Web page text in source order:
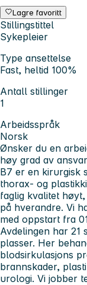
Lagre favoritt
Stillingstittel
Sykepleier
Type ansettelse
Fast, heltid 100%
Antall stillinger
1
Arbeidsspråk
Norsk
Ønsker du en
høy grad av
B7 er en kirurgisk
thorax- og
faglig kvalitet
på hverandre. Vi
med oppstart fra
Avdelingen har 21
plasser. Her
blodsirkulasjons
brannskader,
urologi. Vi jobber